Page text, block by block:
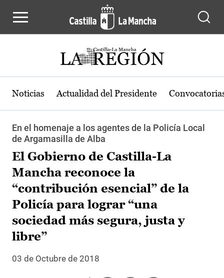
Noticias Actualidad del Presidente
En el homenaje a los agentes de la Policía Local
de Argamasilla de Alba
El Gobierno de Castilla-La
Mancha reconoce la
“contribución esencial” de la
Policía para lograr “una
sociedad más segura, justa y
libre”
03 de Octubre de 2018